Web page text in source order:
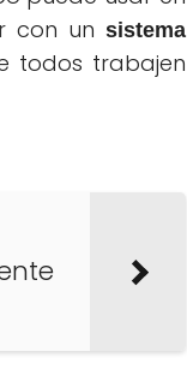
con un sistema
todos trabajen